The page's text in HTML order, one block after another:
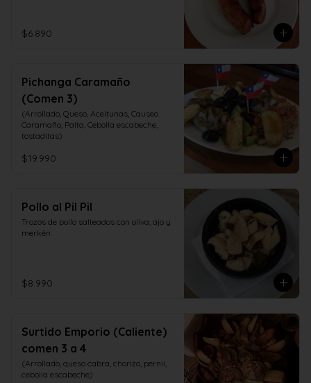
$6.890
Pichanga Caramaño
(Comen 3)
(Arrollado, Queso, Aceitunas, Causeo
Caramaño, Palta, Cebolla escabeche,
tostaditas)
$19.990
Pollo al Pil Pil
Trozos de pollo salteados con oliva, ajo y
merkèn
$8.990
Surtido Emporio (Caliente)
comen 3 a 4
(Arrollado, queso cabra, chorizo, pernil,
cebolla escabeche)